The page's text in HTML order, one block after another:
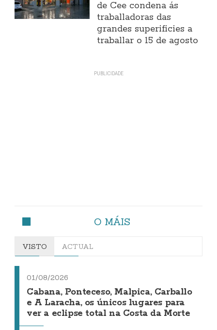
de Cee condena ás
traballadoras das
grandes superificies a
traballar o 15 de agosto
O MÁIS
VISTO ACTUAL
01/08/2026
Cabana, Ponteceso, Malpica, Carballo
e A Laracha, os únicos lugares para
ver a eclipse total na Costa da Morte